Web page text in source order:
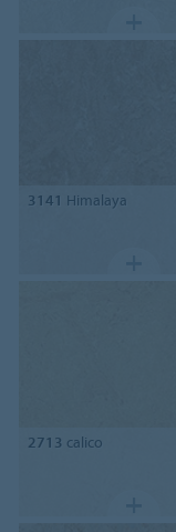
3141 Himalaya
2713 calico